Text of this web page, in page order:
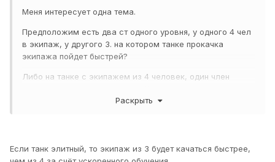
Меня интересует одна тема.
Предположим есть два ст одного уровня, у одного 4 чел
в экипаж, у другого 3. на котором танке прокачка
экипажа пойдет быстрей?
Либо на танке с экипажем из 4 человек, один член
остальных 3х танкистов?Раскрыть
Если танк элитный, то экипаж из 3 будет качаться быстрее,